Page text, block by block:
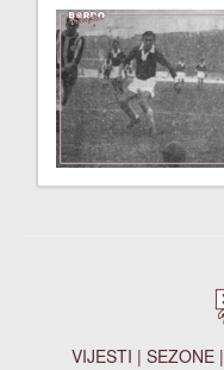
VIJESTI | SEZONE|